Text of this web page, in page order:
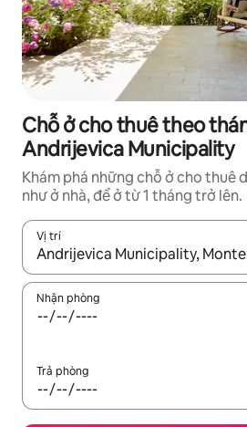
Chỗ ở cho thuê theo
Andrijevica Municipality
Khám phá những chỗ ở cho thuê
như ở nhà, để ở từ 1 tháng trở lên.
Vị trí
Khi có kết quả, hãy điều hướng
Nhận phòng
Trả phòng